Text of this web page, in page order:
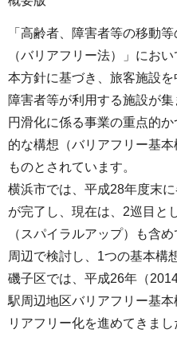
「高齢者、障害者等の移動
（バリアフリー法）」にお
本方針に基づき、旅客施設を
障害者等が利用する施設が
円滑化に係る事業の重点的
的な構想（バリアフリー基
ものとされています。
横浜市では、平成28年度末
が完了し、現在は、2巡目と
（スパイラルアップ）も含
周辺で検討し、1つの基本構
磯子区では、平成26年（
駅周辺地区バリアフリー基
リアフリー化を進めてきまし